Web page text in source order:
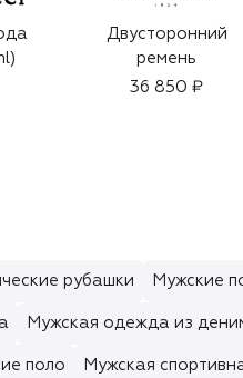
Двусторонний
ремень
36 850 ₽
рубашки Мужские
Мужская одежда из
поло Мужская